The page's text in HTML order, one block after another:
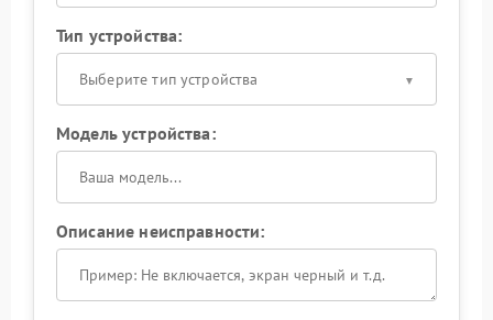
Тип устройства:
Выберите тип устройства
Модель устройства:
Описание неисправности: